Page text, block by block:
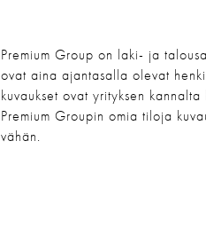
Premium Group on laki- ja
ovat aina ajantasalla olevat
kuvaukset ovat yrityksen
Premium Groupin omia tiloja
vähän.